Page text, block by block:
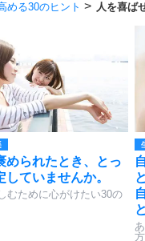
める30のヒント 人を喜ば
められたとき、とっ
していませんか。
むために心がけたい30の